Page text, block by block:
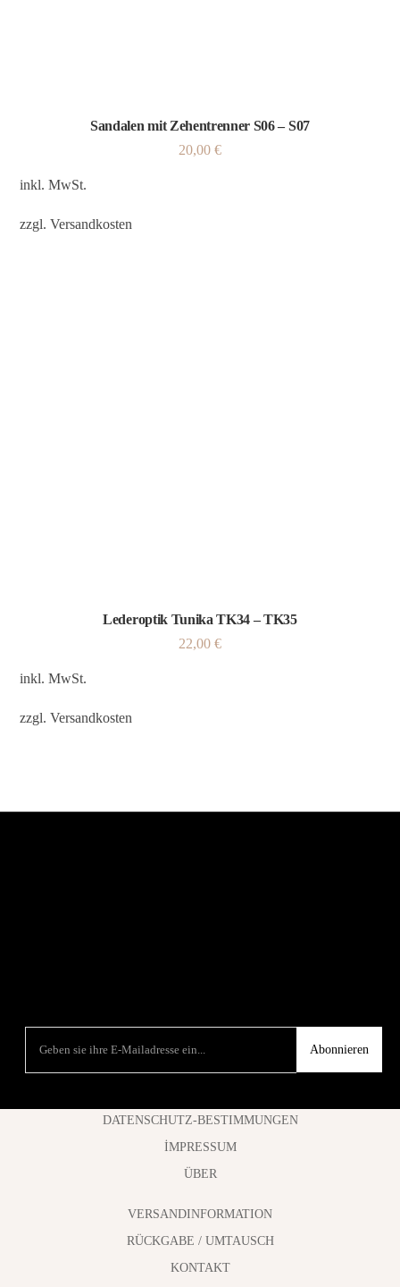
Sandalen mit Zehentrenner S06 – S07
20,00 €
inkl. MwSt.
zzgl.Versandkosten
Lederoptik Tunika TK34 – TK35
22,00 €
inkl. MwSt.
zzgl.Versandkosten
Abonnieren
DATENSCHUTZ-BESTIMMUNGEN
İMPRESSUM
ÜBER
VERSANDINFORMATION
RÜCKGABE / UMTAUSCH
KONTAKT